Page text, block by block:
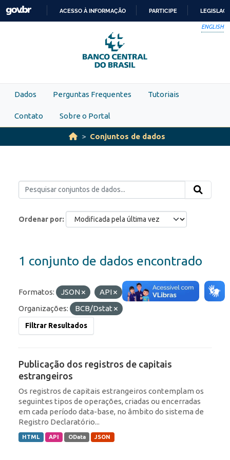
Skip to main content
PARA
O
CONTEÚDO
ACESSO À INFORMAÇÃO PARTICIPE
ENGLISH
Dados Perguntas Frequentes Tutoriais
Contato Sobre o Portal
Conjuntos de dados
Ordenar por
1 conjunto de dados encontrado
Formatos: JSON API Etiquetas:
ROF
Organizações:
BCB/Dstat
Filtrar Resultados
Publicação dos registros de capitais
estrangeiros
Os registros de capitais estrangeiros contemplam os
seguintes tipos de operações, criadas ou encerradas
em cada período data-base, no âmbito do sistema de
Registro Declaratório...
HTML API OData JSON